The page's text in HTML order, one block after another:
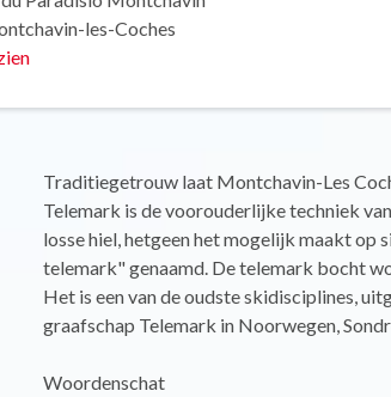
les-Coches
Traditiegetrouw laat Montchavin-Les
Telemark is de voorouderlijke techniek
losse hiel, hetgeen het mogelijk maakt op
telemark" genaamd. De telemark bocht
Het is een van de oudste skidisciplines,
graafschap Telemark in Noorwegen,
Woordenschat